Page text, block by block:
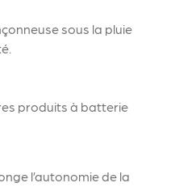
sous la pluie
produits à batterie
l’autonomie de la